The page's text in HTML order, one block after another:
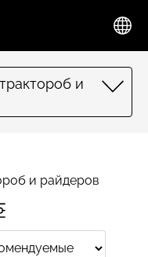
и
и райдеров